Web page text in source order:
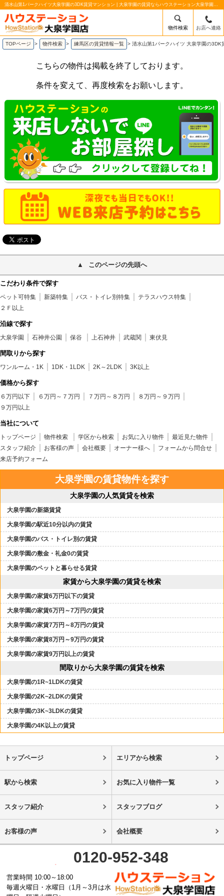
清水山第1パークハイツ大泉学園の3DK賃貸マンション | 大泉学園の賃貸ならハウステーション大泉学園南口店
物件検索 お店へ連絡
TOPページ > 物件検索 > 練馬区の賃貸情報一覧 > 清水山第1パークハイツ 大泉学園の3DK
こちらの物件は掲載を終了しております。
条件を変えて、再度検索をお願いします。
このページの先頭へ
こだわり条件で探す
ペット可特集 新築特集 バス・トイレ別特集
テラスハウス特集
２Ｆ以上
沿線で探す
大泉学園 石神井公園 保谷 上石神井 武蔵関 東伏見
間取りから探す
ワンルーム・1K 1DK・1LDK 2K～2LDK 3K以上
価格から探す
６万円以下 ６万円～７万円 ７万円～８万円
８万円～９万円
９万円以上
当社について
トップページ 物件検索 学区から検索 お気に入り物件
最近見た物件
スタッフ紹介
お客様の声 会社概要 オーナー様へ
フォームから問合せ
来店予約フォーム
大泉学園の賃貸物件を探す
大泉学園の人気賃貸を検索
大泉学園の新築賃貸
大泉学園の駅近10分以内の賃貸
大泉学園のバス・トイレ別の賃貸
大泉学園の敷金・礼金0の賃貸
大泉学園のペットと暮らせる賃貸
家賃から大泉学園の賃貸を検索
大泉学園の家賃6万円以下の賃貸
大泉学園の家賃6万円～7万円の賃貸
大泉学園の家賃7万円～8万円の賃貸
大泉学園の家賃8万円～9万円の賃貸
大泉学園の家賃9万円以上の賃貸
間取りから大泉学園の賃貸を検索
大泉学園の1R~1LDKの賃貸
大泉学園の2K~2LDKの賃貸
大泉学園の3K~3LDKの賃貸
大泉学園の4K以上の賃貸
トップページ エリアから検索
駅から検索 お気に入り物件一覧
スタッフ紹介 スタッフブログ
お客様の声 会社概要
0120-952-348
営業時間 10:00～18:00
毎週火曜日・水曜日（1月～3月は水